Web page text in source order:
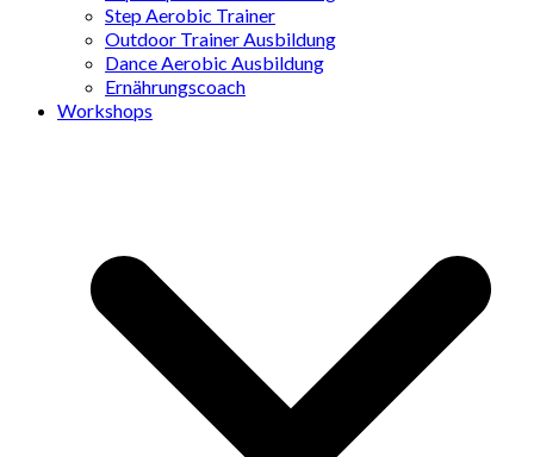
Step Aerobic Trainer
Outdoor Trainer Ausbildung
Dance Aerobic Ausbildung
Ernährungscoach
Workshops